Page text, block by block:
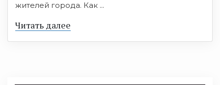
жителей города. Как ...
Читать далее